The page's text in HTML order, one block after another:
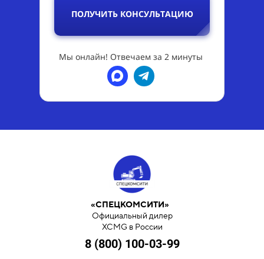
ПОЛУЧИТЬ КОНСУЛЬТАЦИЮ
Мы онлайн! Отвечаем за 2 минуты
«СПЕЦКОМСИТИ»
Официальный дилер
XCMG в России
8 (800) 100-03-99